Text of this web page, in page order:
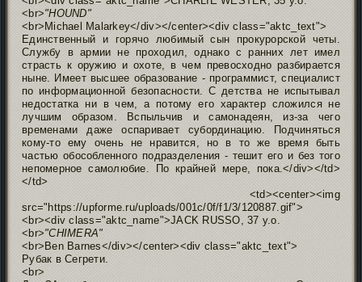
<br>"HOUND"
<br>Michael Malarkey</div></center><div class="aktc_text">
Единственный и горячо любимый сын прокурорской четы.
Службу в армии не проходил, однако с ранних лет имел
страсть к оружию и охоте, в чем превосходно разбирается
ныне. Имеет высшее образование - программист, специалист
по информационной безопасности. С детства не испытывал
недостатка ни в чем, а потому его характер сложился не
лучшим образом. Вспыльчив и самонадеян, из-за чего
временами даже оспаривает субординацию. Подчиняться
кому-то ему очень не нравится, но в то же время быть
частью обособленного подразделения - тешит его и без того
непомерное самолюбие. По крайней мере, пока.</div></td>
</td>
<td><center><img
src="https://upforme.ru/uploads/001c/0f/f1/3/120887.gif">
<br><div class="aktc_name">JACK RUSSO, 37 y.o.
<br>"CHIMERA"
<br>Ben Barnes</div></center><div class="aktc_text">
Рубак в Сегрети.
<br>